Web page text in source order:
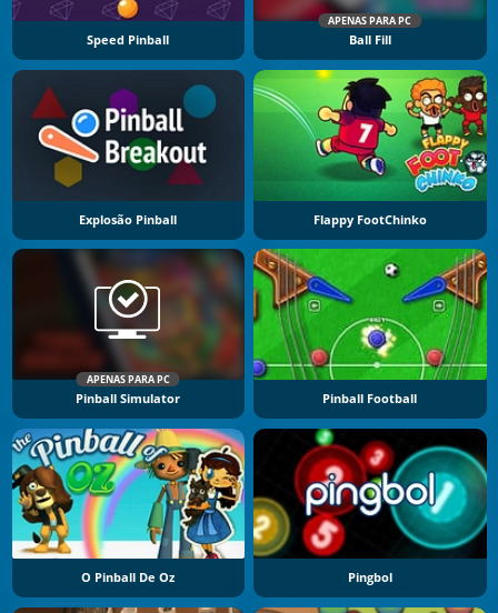
Speed Pinball
APENAS PARA PC
Ball Fill
Explosão Pinball Flappy FootChinko
APENAS PARA PC
Pinball Simulator Pinball Football
O Pinball De Oz Pingbol